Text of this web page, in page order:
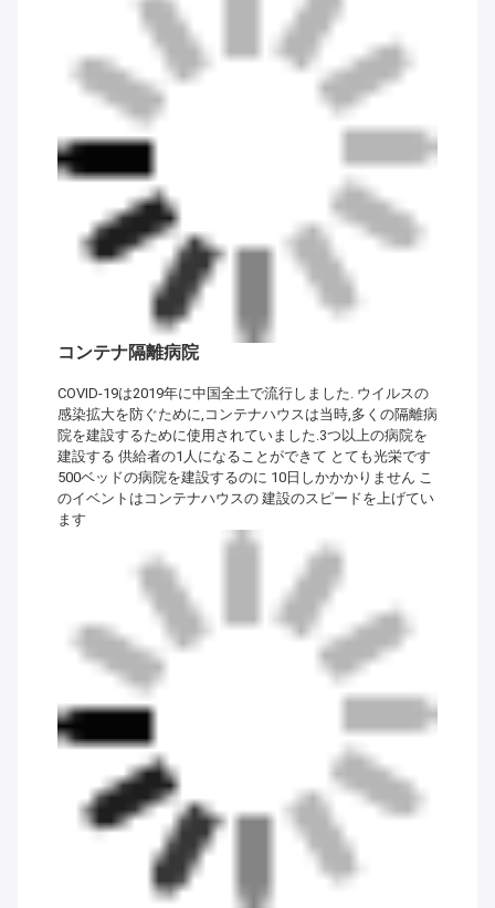
コンテナ隔離病院
COVID-19は2019年に中国全土で流行しました. ウイルスの
感染拡大を防ぐために,コンテナハウスは当時,多くの隔離病
院を建設するために使用されていました.3つ以上の病院を
建設する 供給者の1人になることができて とても光栄です
500ベッドの病院を建設するのに 10日しかかかりません こ
のイベントはコンテナハウスの 建設のスピードを上げてい
ます